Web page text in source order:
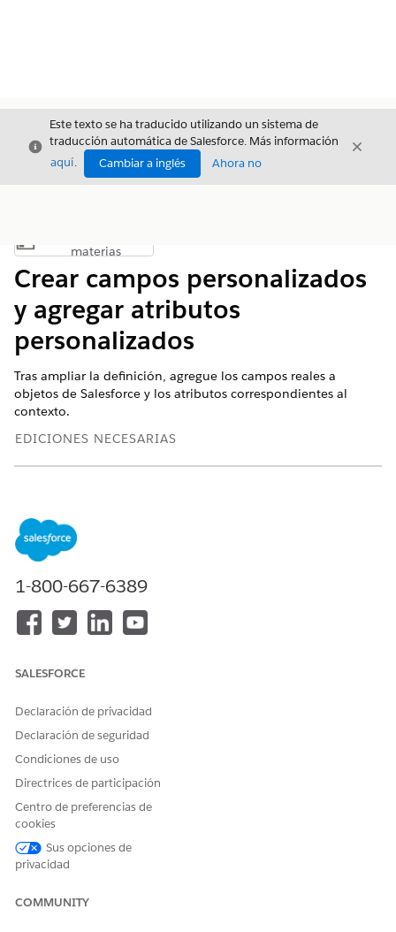
Cerrar
Este texto se ha traducido utilizando un sistema de
traducción automática de Salesforce. Más información
aquí. Cambiar a inglés Ahora no
Cerrar
Mostrar índice de materias
materias
Crear campos personalizados
y agregar atributos
personalizados
Tras ampliar la definición, agregue los campos reales a
objetos de Salesforce y los atributos correspondientes al
contexto.
EDICIONES NECESARIAS
de Revenue Management
donde Gestión de transacciones está activada
Crear campos personalizados
ejemplo, Presupuesto, Pedido, Producto).
Agregar atributos: Agregue los atributos y nombres de
ampliado.
personalizados de la entidad.
¿RESOLVIÓ ESTE ARTÍCULO SU PROBLEMA?
¡Háganos saber cómo podemos mejorar!
1-800-667-6389
SALESFORCE
Declaración de privacidad
Declaración de seguridad
Condiciones de uso
Directrices de participación
Centro de preferencias de
cookies
Sus opciones de
privacidad
COMMUNITY